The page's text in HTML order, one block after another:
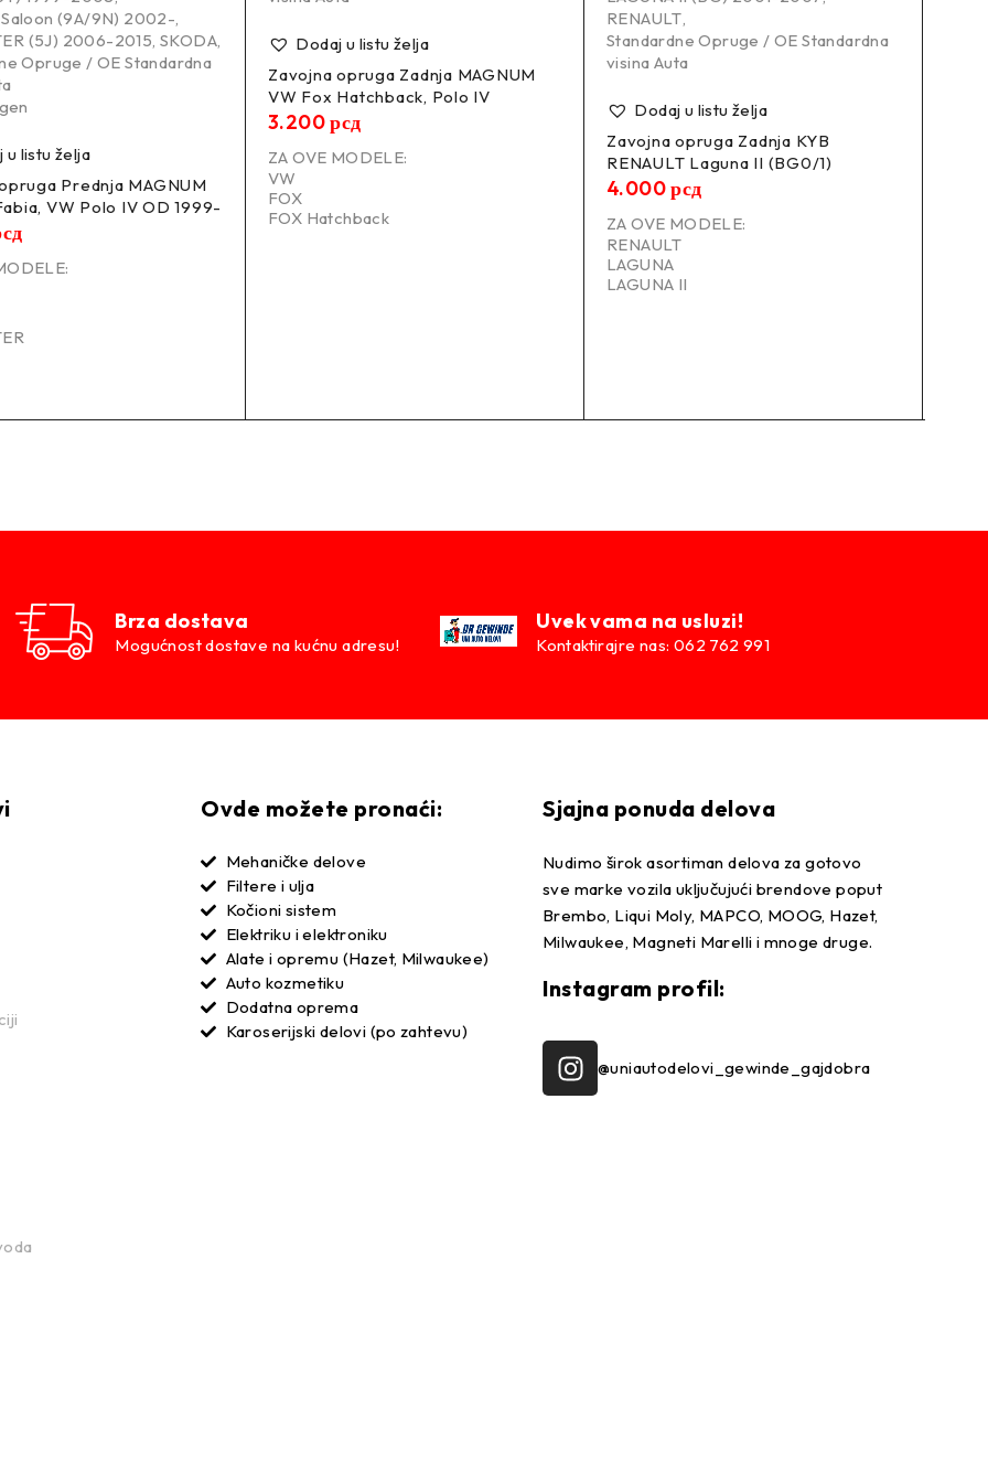
Saloon (9A/9N) 2002-,
(5J) 2006-2015,SKODA,
Opruge / OE Standardna
u listu želja
Prednja MAGNUM
VW Polo IV OD 1999-
Dodaj u listu želja
Zavojna opruga Zadnja MAGNUM
VW Fox Hatchback, Polo IV
3.200рсд
ZA OVE MODELE:
VW
FOX
FOX Hatchback
RENAULT,
Standardne Opruge / OE Standardna
visina Auta
Dodaj u listu želja
Zavojna opruga Zadnja KYB
RENAULT Laguna II (BG0/1)
4.000рсд
ZA OVE MODELE:
RENAULT
LAGUNA
LAGUNA II
Brza dostava
Mogućnost dostave na kućnu adresu!
Uvek vama na usluzi!
Kontaktirajre nas: 062 762 991
Ovde možete pronaći:
Mehaničke delove
Filtere i ulja
Kočioni sistem
Elektriku i elektroniku
Alate i opremu (Hazet, Milwaukee)
Auto kozmetiku
Dodatna oprema
Karoserijski delovi (po zahtevu)
Sjajna ponuda delova
Nudimo širok asortiman delova za gotovo
sve marke vozila uključujući brendove poput
Brembo, Liqui Moly, MAPCO, MOOG, Hazet,
Milwaukee, Magneti Marelli i mnoge druge.
Instagram profil:
@uniautodelovi_gewinde_gajdobra